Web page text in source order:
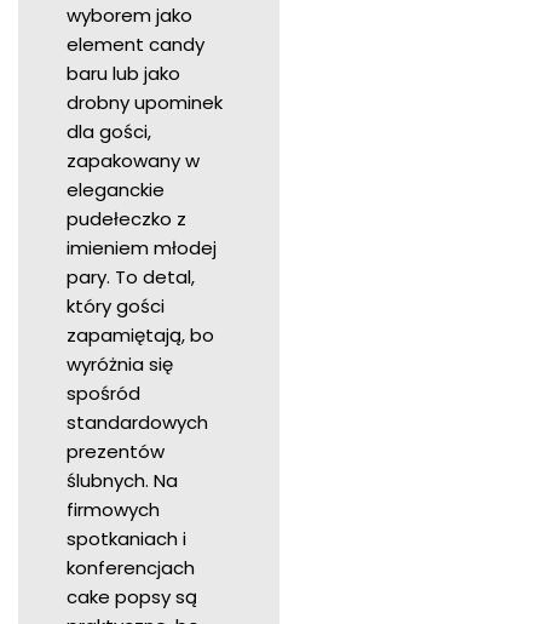
wyborem jako
element candy
baru lub jako
drobny upominek
dla gości,
zapakowany w
eleganckie
pudełeczko z
imieniem młodej
pary. To detal,
który gości
zapamiętają, bo
wyróżnia się
spośród
standardowych
prezentów
ślubnych. Na
firmowych
spotkaniach i
konferencjach
cake popsy są